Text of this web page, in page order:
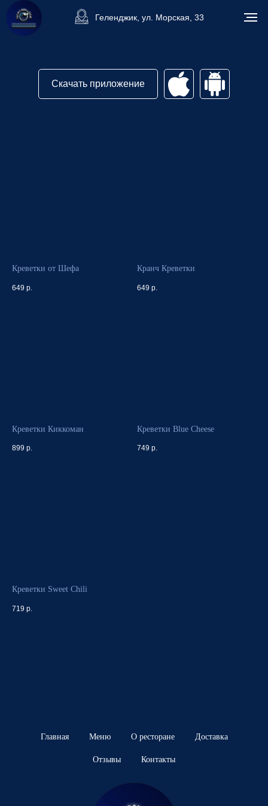
Геленджик, ул. Морская, 33
Скачать приложение
Креветки от Шефа
649 р.
Кранч Креветки
649 р.
Креветки Киккоман
899 р.
Креветки Blue Cheese
749 р.
Креветки Sweet Chili
719 р.
Главная Меню О ресторане Доставка
Отзывы Контакты